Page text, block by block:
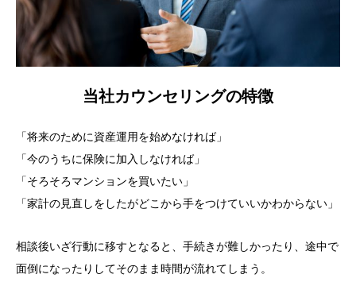
当社カウンセリングの特徴
「将来のために資産運用を始めなければ」
「今のうちに保険に加入しなければ」
「そろそろマンションを買いたい」
「家計の見直しをしたがどこから手をつけていいかわからない」
相談後いざ行動に移すとなると、手続きが難しかったり、途中で
面倒になったりしてそのまま時間が流れてしまう。